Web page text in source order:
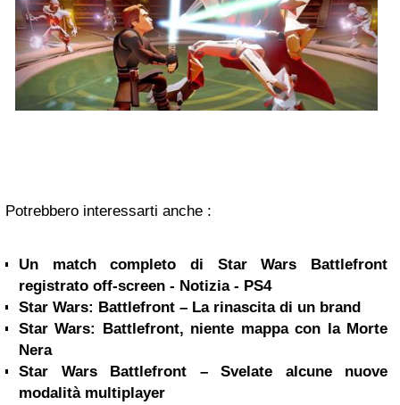
Potrebbero interessarti anche :
Un match completo di Star Wars Battlefront
registrato off-screen - Notizia - PS4
Star Wars: Battlefront – La rinascita di un brand
Star Wars: Battlefront, niente mappa con la Morte
Nera
Star Wars Battlefront – Svelate alcune nuove
modalità multiplayer